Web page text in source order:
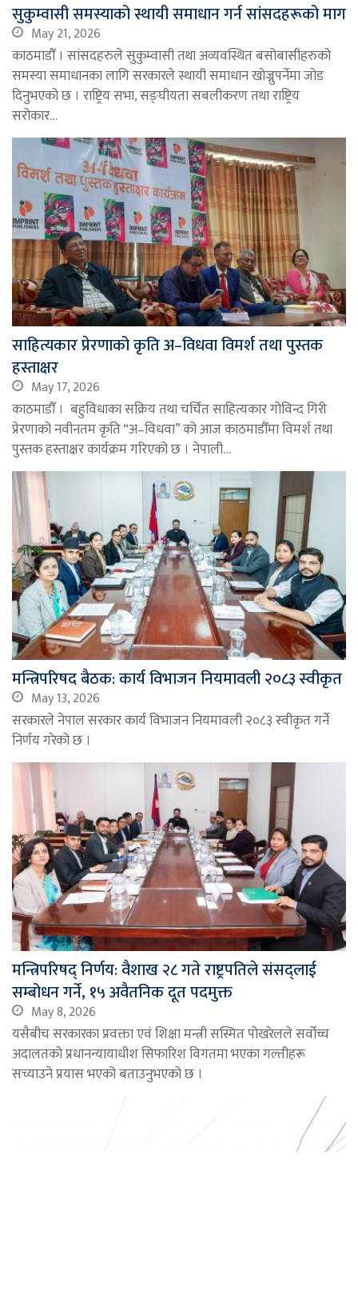
सुकुम्वासी समस्याको स्थायी समाधान गर्न सांसदहरूको माग
May 21, 2026
काठमाडौँ । सांसदहरुले सुकुम्वासी तथा अव्यवस्थित बसोबासीहरुको
समस्या समाधानका लागि सरकारले स्थायी समाधान खोज्नुपर्नेमा जोड
दिनुभएको छ । राष्ट्रिय सभा, सङ्घीयता सबलीकरण तथा राष्ट्रिय
सरोकार…
साहित्यकार प्रेरणाको कृति अ–विधवा विमर्श तथा पुस्तक
हस्ताक्षर
May 17, 2026
काठमाडौँ । बहुविधाका सक्रिय तथा चर्चित साहित्यकार गोविन्द गिरी
प्रेरणाको नवीनतम कृति “अ–विधवा” को आज काठमाडौँमा विमर्श तथा
पुस्तक हस्ताक्षर कार्यक्रम गरिएको छ । नेपाली…
मन्त्रिपरिषद बैठक: कार्य विभाजन नियमावली २०८३ स्वीकृत
May 13, 2026
सरकारले नेपाल सरकार कार्य विभाजन नियमावली २०८३ स्वीकृत गर्ने
निर्णय गरेको छ ।
मन्त्रिपरिषद् निर्णय: वैशाख २८ गते राष्ट्रपतिले संसद्लाई
सम्बोधन गर्ने, १५ अवैतनिक दूत पदमुक्त
May 8, 2026
यसैबीच सरकारका प्रवक्ता एवं शिक्षा मन्त्री सस्मित पोखरेलले सर्वोच्च
अदालतको प्रधानन्यायाधीश सिफारिश विगतमा भएका गल्तीहरू
सच्याउने प्रयास भएको बताउनुभएको छ ।